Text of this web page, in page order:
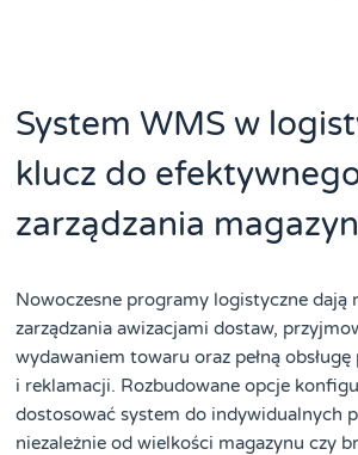
System WMS w
klucz do
zarządzania
Nowoczesne programy logistyczne dają
zarządzania awizacjami dostaw,
wydawaniem towaru oraz pełną
i reklamacji. Rozbudowane opcje
dostosować system do indywidualnych
niezależnie od wielkości magazynu czy